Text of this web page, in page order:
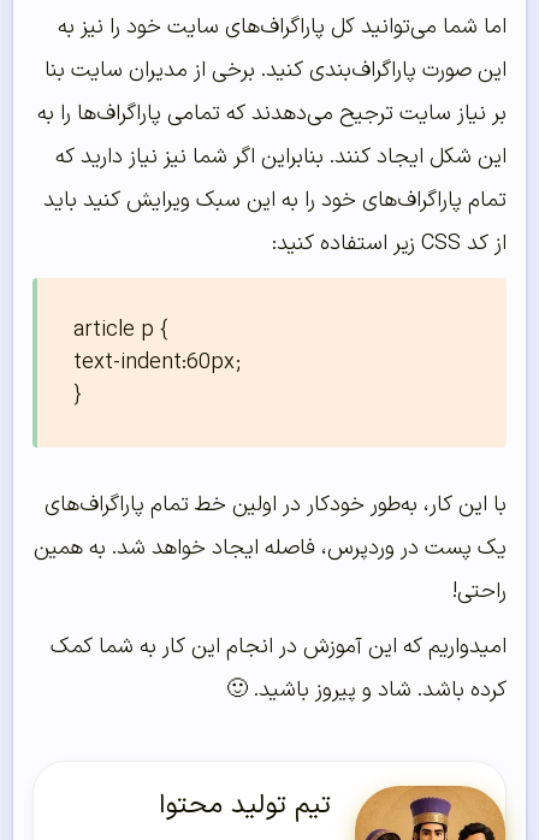
اما شما می‌توانید کل پاراگراف‌های سایت خود را نیز به
این صورت پاراگراف‌بندی کنید. برخی از مدیران سایت بنا
بر نیاز سایت ترجیح می‌دهدند که تمامی پاراگراف‌ها را به
این شکل ایجاد کنند. بنابراین اگر شما نیز نیاز دارید که
تمام پاراگراف‌های خود را به این سبک ویرایش کنید باید
از کد CSS زیر استفاده کنید:
article p {
text-indent:60px;
}
با این کار، به‌طور خودکار در اولین خط تمام پاراگراف‌های
یک پست در وردپرس، فاصله ایجاد خواهد شد. به همین
راحتی!
امیدواریم که این آموزش در انجام این کار به شما کمک
کرده باشد. شاد و پیروز باشید. 🙂
تیم تولید محتوا